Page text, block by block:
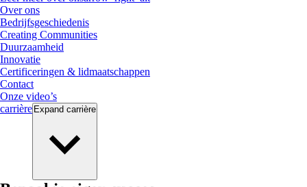
Over ons
Bedrijfsgeschiedenis
Creating Communities
Duurzaamheid
Innovatie
Certificeringen & lidmaatschappen
Contact
Onze video’s
carrière Expand carrière